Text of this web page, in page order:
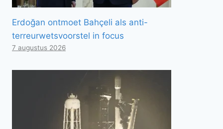
Erdoğan ontmoet Bahçeli als anti-
terreurwetsvoorstel in focus
7 augustus 2026